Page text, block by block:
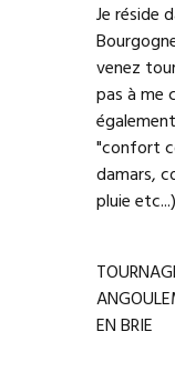
Je réside
venez
pas à me
"confort
damars,
pluie etc...)
EN BRIE